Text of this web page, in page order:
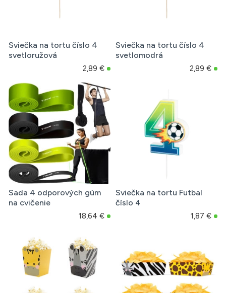
Sviečka na tortu číslo 4
svetloružová
2,89 €
Sviečka na tortu číslo 4
svetlomodrá
2,89 €
Sada 4 odporových gúm
na cvičenie
18,64 €
Sviečka na tortu Futbal
číslo 4
1,87 €